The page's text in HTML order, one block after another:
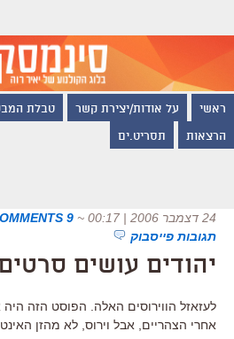
ראשי על אודות/יצירת קשר טבלת
הרצאות תסריט.ים
24 דצמבר 2006 | 00:17 ~
9 COMMENTS
תגובות פייסבוק
יהודים עושים
לעזאזל הווירוסים האלה. הפוסט הזה
אחרי הצהריים, אבל וירוס, לא מהזן